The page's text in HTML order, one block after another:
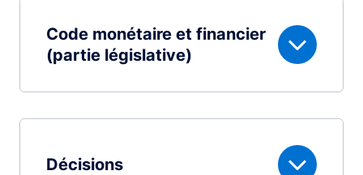
Code monétaire et financier
(partie législative)
Décisions